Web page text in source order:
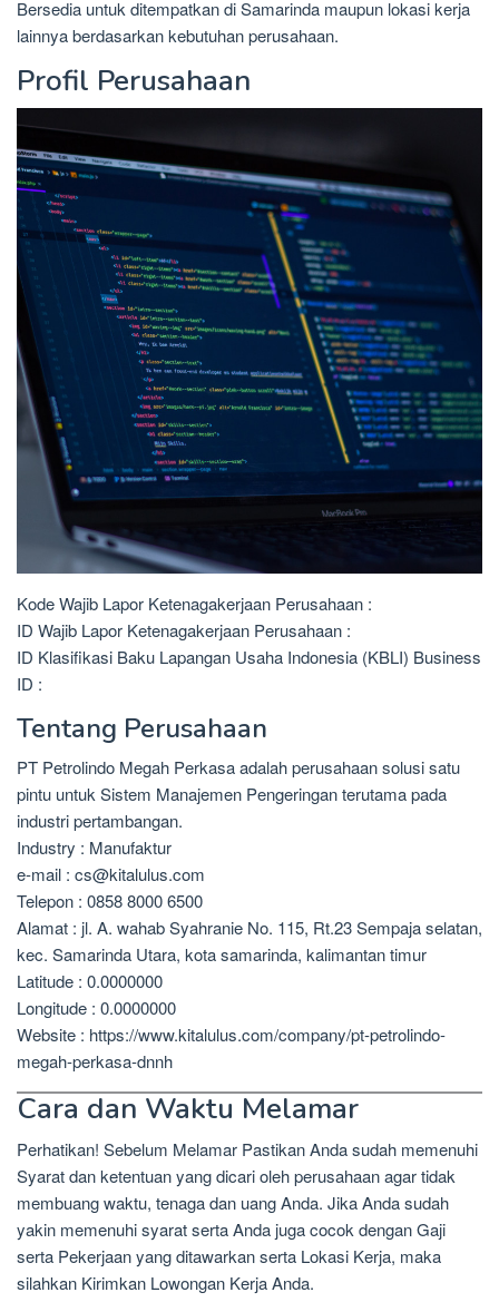
Bersedia untuk ditempatkan di Samarinda maupun lokasi kerja
lainnya berdasarkan kebutuhan perusahaan.
Profil Perusahaan
Kode Wajib Lapor Ketenagakerjaan Perusahaan :
ID Wajib Lapor Ketenagakerjaan Perusahaan :
ID Klasifikasi Baku Lapangan Usaha Indonesia (KBLI) Business
ID :
Tentang Perusahaan
PT Petrolindo Megah Perkasa adalah perusahaan solusi satu
pintu untuk Sistem Manajemen Pengeringan terutama pada
industri pertambangan.
Industry : Manufaktur
e-mail : cs@kitalulus.com
Telepon : 0858 8000 6500
Alamat : jl. A. wahab Syahranie No. 115, Rt.23 Sempaja selatan,
kec. Samarinda Utara, kota samarinda, kalimantan timur
Latitude : 0.0000000
Longitude : 0.0000000
Website : https://www.kitalulus.com/company/pt-petrolindo-
megah-perkasa-dnnh
Cara dan Waktu Melamar
Perhatikan! Sebelum Melamar Pastikan Anda sudah memenuhi
Syarat dan ketentuan yang dicari oleh perusahaan agar tidak
membuang waktu, tenaga dan uang Anda. Jika Anda sudah
yakin memenuhi syarat serta Anda juga cocok dengan Gaji
serta Pekerjaan yang ditawarkan serta Lokasi Kerja, maka
silahkan Kirimkan Lowongan Kerja Anda.